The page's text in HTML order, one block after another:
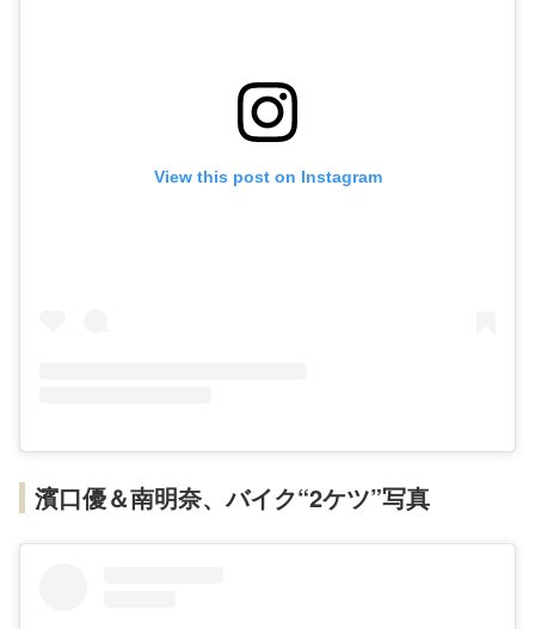
View this post on Instagram
濱口優＆南明奈、バイク“2ケツ”写真